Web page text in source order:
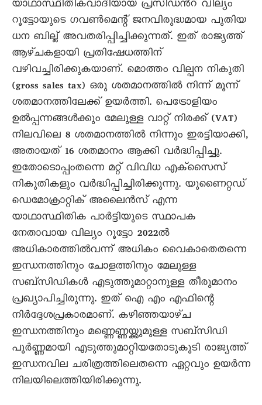
യാഥാസ്ഥിതികവാദിയായ പ്രസിഡൻറ് വില്യം
റൂട്ടോയുടെ ഗവൺമെന്റ് ജനവിരുദ്ധമായ പുതിയ
ധന ബില്ല് അവതരിപ്പിച്ചിക്കുന്നത്. ഇത് രാജ്യത്ത്
ആഴ്ചകളായി പ്രതിഷേധത്തിന്
വഴിവച്ചിരിക്കുകയാണ്. മൊത്തം വില്പന നികുതി
(gross sales tax) ഒരു ശതമാനത്തിൽ നിന്ന് മൂന്ന്
ശതമാനത്തിലേക്ക് ഉയർത്തി. പെട്രോളിയം
ഉൽപ്പന്നങ്ങൾക്കും മേലുള്ള വാറ്റ് നിരക്ക് (VAT)
നിലവിലെ 8 ശതമാനത്തിൽ നിന്നും ഇരട്ടിയാക്കി,
അതായത് 16 ശതമാനം ആക്കി വർദ്ധിപ്പിച്ചു.
ഇതോടൊപ്പംതന്നെ മറ്റ് വിവിധ എക്സൈസ്
നികുതികളും വർദ്ധിപ്പിച്ചിരിക്കുന്നു. യുണൈറ്റഡ്
ഡെമോക്രാറ്റിക് അലൈൻസ് എന്ന
യാഥാസ്ഥിതിക പാർട്ടിയുടെ സ്ഥാപക
നേതാവായ വില്യം റൂട്ടോ 2022ൽ
അധികാരത്തിൽവന്ന് അധികം വൈകാതെതന്നെ
ഇന്ധനത്തിനും ചോളത്തിനും മേലുള്ള
സബ്സിഡികൾ എടുത്തുമാറ്റാനുള്ള തീരുമാനം
പ്രഖ്യാപിച്ചിരുന്നു. ഇത് ഐ എം എഫിന്റെ
നിർദ്ദേശപ്രകാരമാണ്. കഴിഞ്ഞയാഴ്ച
ഇന്ധനത്തിനും മണ്ണെണ്ണയ്ക്കുമുള്ള സബ്സിഡി
പൂർണ്ണമായി എടുത്തുമാറ്റിയതോടുകൂടി രാജ്യത്ത്
ഇന്ധനവില ചരിത്രത്തിലെതന്നെ ഏറ്റവും ഉയർന്ന
നിലയിലെത്തിയിരിക്കുന്നു.